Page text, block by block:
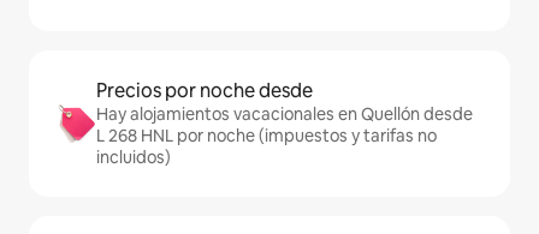
Precios por noche desde
Hay alojamientos vacacionales en Quellón desde
L 268 HNL por noche (impuestos y tarifas no
incluidos)